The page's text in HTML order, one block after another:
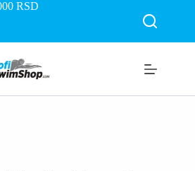
RSD